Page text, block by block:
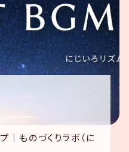
｜ものづくりラボ（に